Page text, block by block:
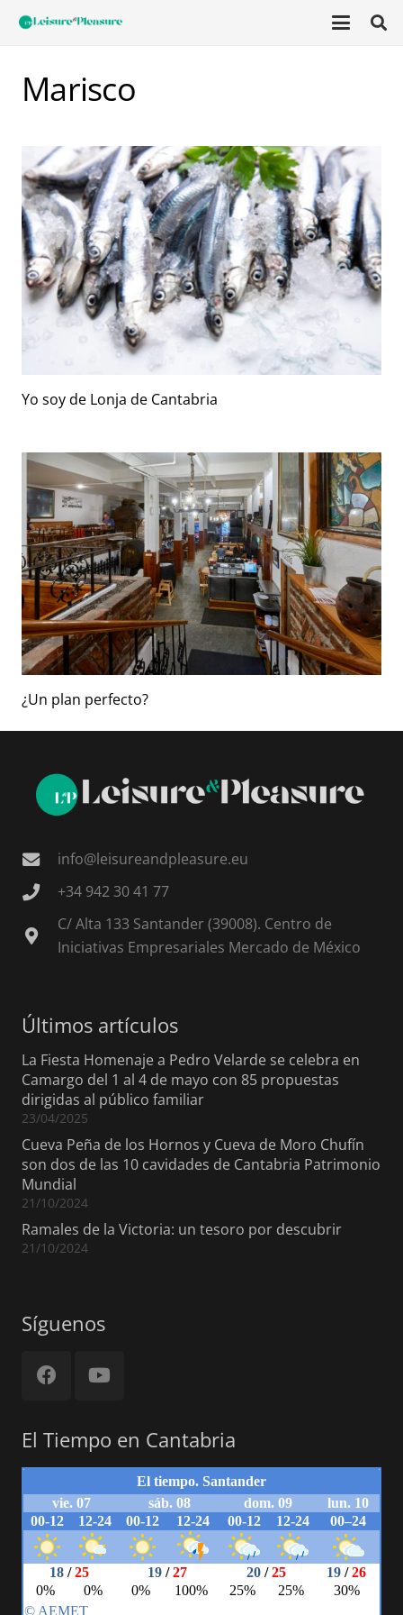
Marisco
Yo soy de Lonja de Cantabria
¿Un plan perfecto?
info@leisureandpleasure.eu
+34 942 30 41 77
C/ Alta 133 Santander (39008). Centro de
Iniciativas Empresariales Mercado de México
Últimos artículos
La Fiesta Homenaje a Pedro Velarde se celebra en
Camargo del 1 al 4 de mayo con 85 propuestas
dirigidas al público familiar
23/04/2025
Cueva Peña de los Hornos y Cueva de Moro Chufín
son dos de las 10 cavidades de Cantabria Patrimonio
Mundial
21/10/2024
Ramales de la Victoria: un tesoro por descubrir
21/10/2024
Síguenos
El Tiempo en Cantabria